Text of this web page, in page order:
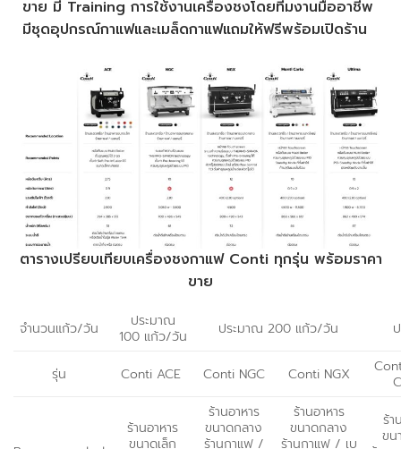
ขาย มี Training การใช้งานเครื่องชงโดยทีมงานมืออาชีพ
มีชุดอุปกรณ์กาแฟและเมล็ดกาแฟแถมให้ฟรีพร้อมเปิดร้าน
ตารางเปรียบเทียบเครื่องชงกาแฟ Conti ทุกรุ่น พร้อมราคา
ขาย
จำนวนแก้ว/วัน
ประมาณ
100 แก้ว/วัน
ประมาณ 200 แก้ว/วัน
รุ่น Conti ACE Conti NGC Conti NGX
ร้านอาหาร
ขนาดเล็ก
ร้านอาหาร
ขนาดกลาง
ร้านกาแฟ /
ร้านอาหาร
ขนาดกลาง
ร้านกาแฟ / เบ
ร้า
ขน